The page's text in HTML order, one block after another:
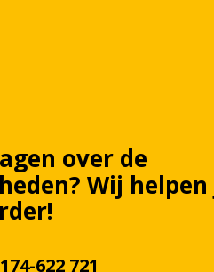
over de
Wij helpen
622 721